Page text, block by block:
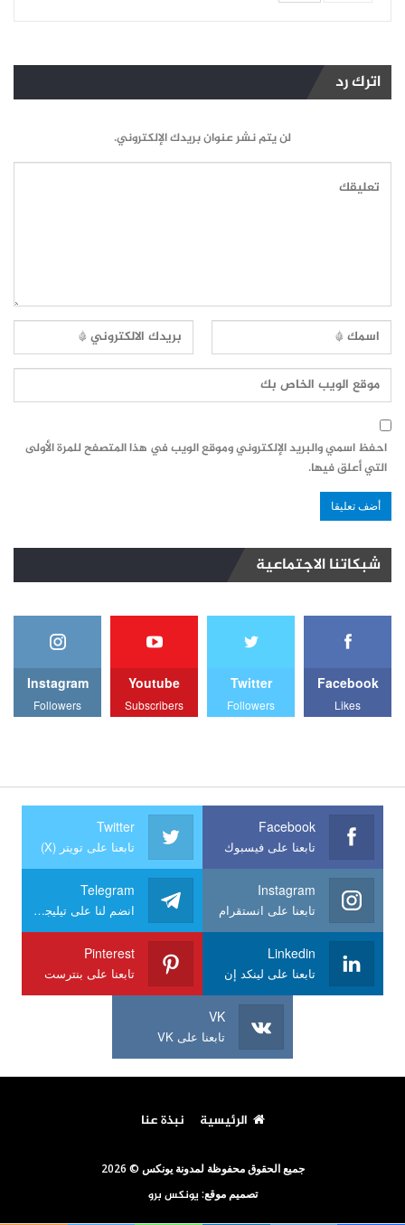
اترك رد
لن يتم نشر عنوان بريدك الإلكتروني.
احفظ اسمي والبريد الإلكتروني وموقع الويب في هذا المتصفح للمرة الأولى
التي أعلق فيها.
شبكاتنا الاجتماعية
Facebook
Likes
Twitter
Followers
Youtube
Subscribers
Instagram
Followers
Facebook
تابعنا على فيسبوك
Twitter
تابعنا على تويتر (X)
Instagram
تابعنا على انستقرام
Telegram
انضم لنا على تيليجرام
Linkedin
تابعنا على لينكد إن
Pinterest
تابعنا على بنترست
VK
تابعنا على VK
الرئيسية نبذة عنا
جميع الحقوق محفوظة لمدونة يونكس © 2026
تصميم موقع: يونكس برو